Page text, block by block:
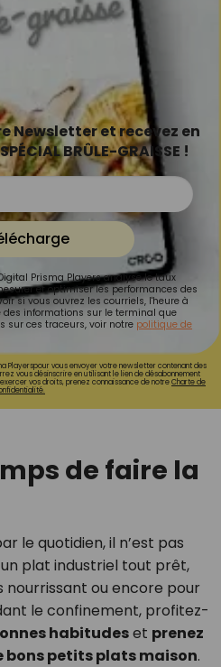
Newsletter et recevez en
BRÛLE-GRAISSE !
Prisma Players analyse le taux
et optimiser les performances des
si vous ouvrez les courriels, l'heure à
informations sur le terminal que
sur ces traceurs, voir notre politique de
Playerspour vous envoyer votre newsletter contenant des
vous désinscrire en utilisant le lien de désabonnement
vos droits, prenez connaissance de notreCharte de
de faire la
le quotidien, il n’est pas
plat industriel tout prêt,
nourrissant ou encore pour
le confinement, profitez-
habitudeset prenez
bons petits plats maison.